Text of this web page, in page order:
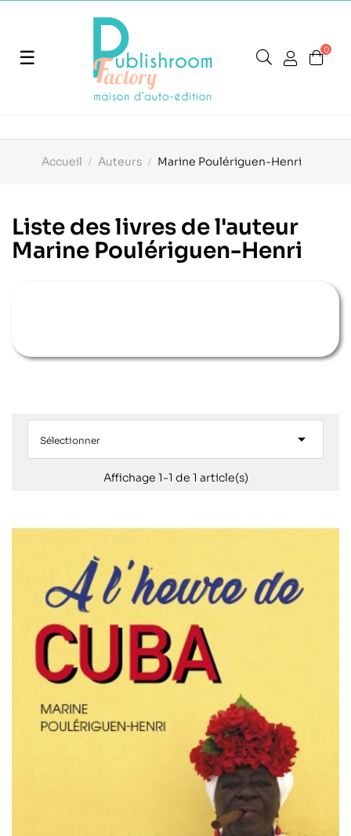
Basculer
navigation
☰ 0
Accueil Auteurs Marine Poulériguen-Henri
Liste des livres de l'auteur
Marine Poulériguen-Henri
Sélectionner 
Affichage 1-1 de 1 article(s)